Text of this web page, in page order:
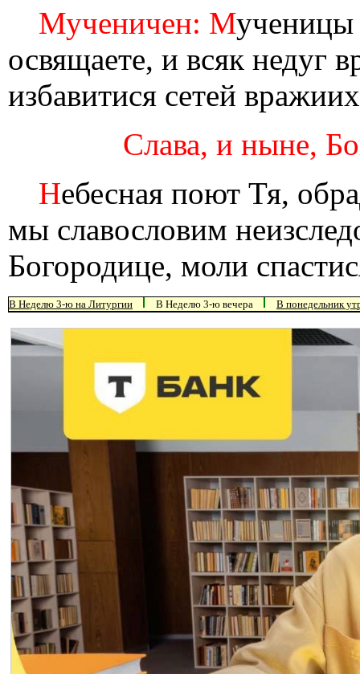
Мученичен: Мученицы
освящаете, и всяк недуг
избавитися сетей
Слава, и ныне,
Небесная поют Тя,
мы славословим
Богородице, моли
В Неделю 3-ю на Литургии В Неделю 3-ю вечера В понедельник